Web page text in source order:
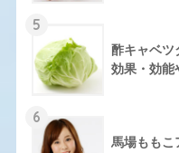
5
酢キャベツ
効果・効能
6
馬場ももこ